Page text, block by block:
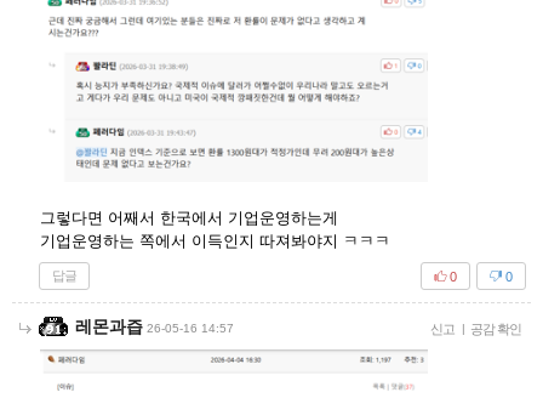
그렇다면 어째서 한국에서 기업운영하는게
기업운영하는 쪽에서 이득인지 따져봐야지 ㅋㅋㅋ
답글 0
0
레몬과즙 26-05-16 14:57 신고 공감 확인